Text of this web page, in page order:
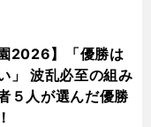
2026】「優勝は
」 波乱必至の組み
５人が選んだ優勝